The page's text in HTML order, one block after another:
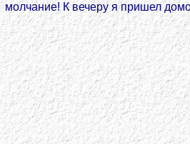
молчание! К вечеру я пришел